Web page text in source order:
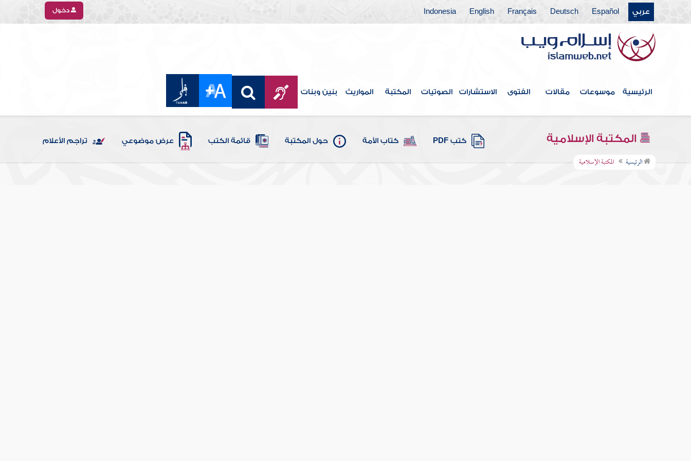
عربي Español
Deutsch
Français
English
Indonesia دخول
الرئيسية موسوعات مقالات الفتوى الاستشارات الصوتيات المكتبة المواريث بنين وبنات
المكتبة الإسلامية كتب PDF كتاب الأمة حول المكتبة قائمة الكتب عرض موضوعي تراجم الأعلام
الرئيسية المكتبة الإسلامية